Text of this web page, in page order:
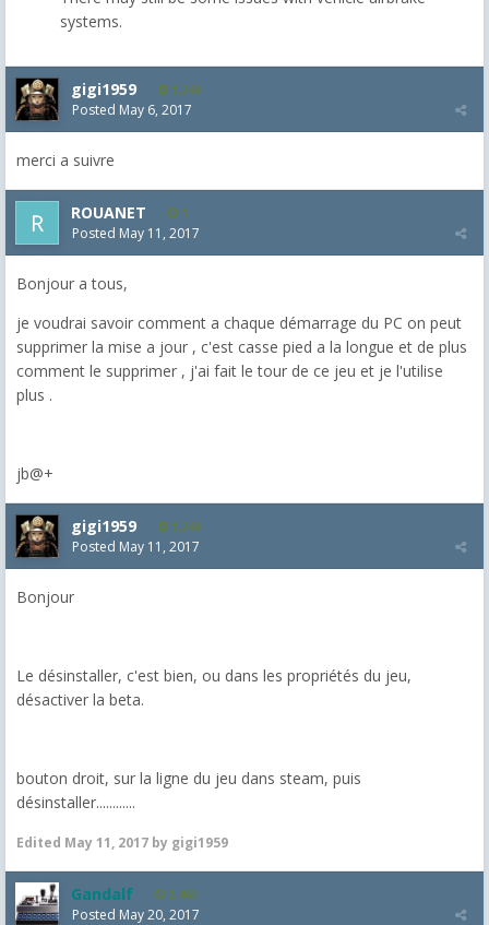
systems.
gigi1959 1,248
Posted May 6, 2017
merci a suivre
ROUANET 1
Posted May 11, 2017
Bonjour a tous,
je voudrai savoir comment a chaque démarrage du PC on peut
supprimer la mise a jour , c'est casse pied a la longue et de plus
comment le supprimer , j'ai fait le tour de ce jeu et je l'utilise
plus .
jb@+
gigi1959 1,248
Posted May 11, 2017
Bonjour
Le désinstaller, c'est bien, ou dans les propriétés du jeu,
désactiver la beta.
bouton droit, sur la ligne du jeu dans steam, puis
désinstaller............
Edited May 11, 2017 by gigi1959
Gandalf 2,463
Posted May 20, 2017